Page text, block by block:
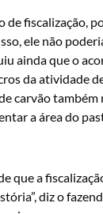
de fiscalização,
ele não
ainda que o
da atividade
carvão
a área do
que a
diz o